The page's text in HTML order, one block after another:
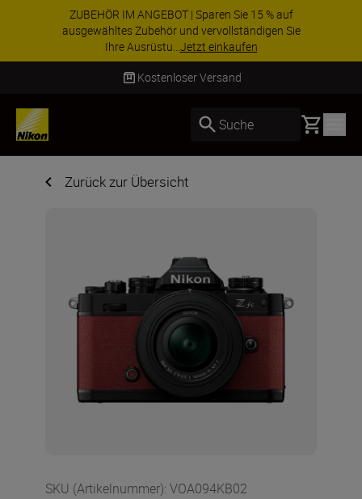
ZUBEHÖR IM ANGEBOT | Sparen Sie 15 % auf
ausgewähltes Zubehör und vervollständigen Sie
Ihre Ausrüstu...Jetzt einkaufen
Lieferung innerhalb von 2–4 Werktagen
Suche Basket
Zurück zur Übersicht
SKU (Artikelnummer): VOA094KB02